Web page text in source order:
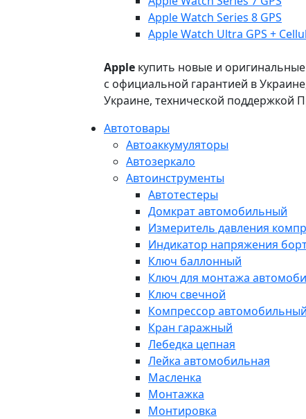
Apple Watch Series 8 GPS
Apple Watch Ultra GPS +
Apple купить новые и
с официальной гарантией в
Украине, технической поддержкой
Автотовары
Автоаккумуляторы
Автозеркало
Автоинструменты
Автотестеры
Домкрат автомобильный
Измеритель давления
Индикатор напряжения
Ключ баллонный
Ключ для монтажа
Ключ свечной
Компрессор автомобильный
Кран гаражный
Лебедка цепная
Лейка автомобильная
Масленка
Монтажка
Монтировка